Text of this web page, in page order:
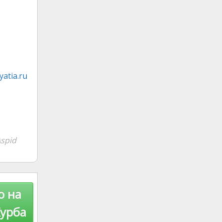
на